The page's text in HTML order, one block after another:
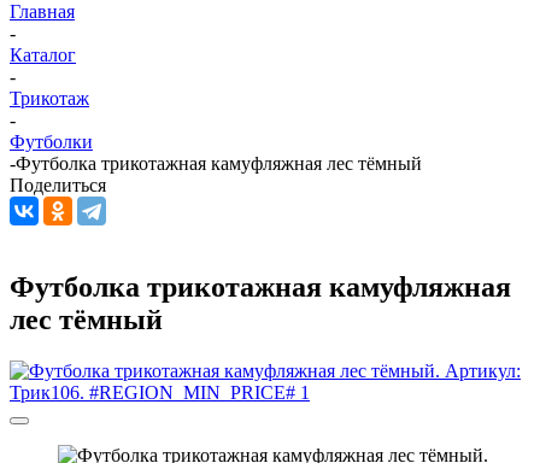
Главная
-
Каталог
-
Трикотаж
-
Футболки
-Футболка трикотажная камуфляжная лес тёмный
Поделиться
Футболка трикотажная камуфляжная
лес тёмный